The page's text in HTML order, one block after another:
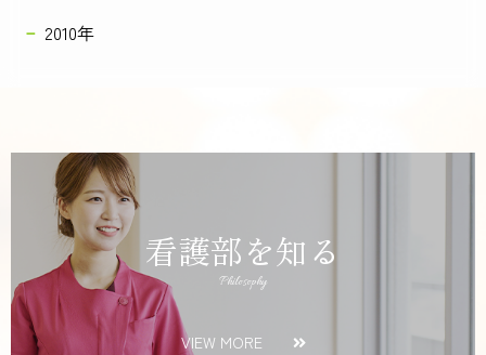
2010年
看護部を知る
Philosophy
VIEW MORE